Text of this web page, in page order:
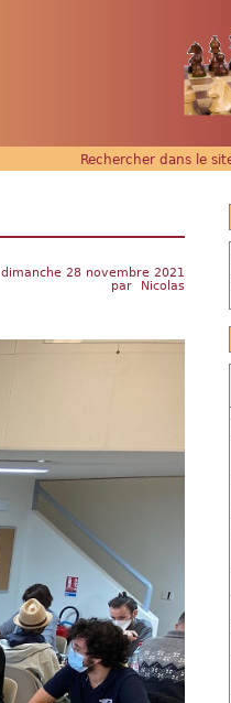
Rechercher dans le
dimanche 28 novembre 2021
par Nicolas